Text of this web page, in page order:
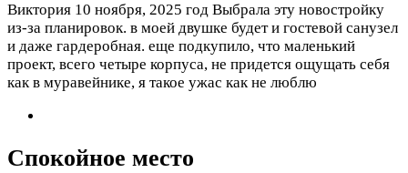
Виктория 10 ноября, 2025 год Выбрала эту новостройку
из-за планировок. в моей двушке будет и гостевой санузел
и даже гардеробная. еще подкупило, что маленький
проект, всего четыре корпуса, не придется ощущать себя
как в муравейнике, я такое ужас как не люблю
Спокойное место